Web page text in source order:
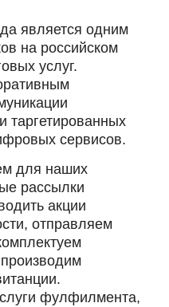
является одним
на российском
услуг.
таргетированных
сервисов.
для наших
рассылки
акции
отправляем
фулфилмента,